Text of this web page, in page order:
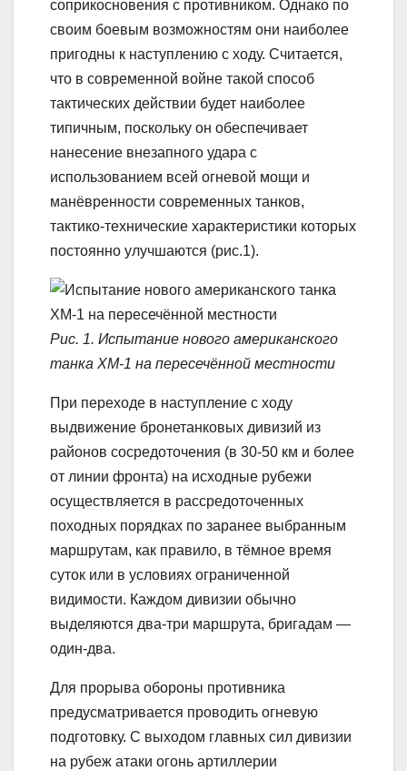
соприкосновения с противником. Однако по
своим боевым возможностям они наиболее
пригодны к наступлению с ходу. Считается,
что в современной войне такой способ
тактических действии будет наиболее
типичным, поскольку он обеспечивает
нанесение внезапного удара с
использованием всей огневой мощи и
манёвренности современных танков,
тактико-технические характеристики которых
постоянно улучшаются (рис.1).
Рис. 1. Испытание нового американского
танка XM-1 на пересечённой местности
При переходе в наступление с ходу
выдвижение бронетанковых дивизий из
районов сосредоточения (в 30-50 км и более
от линии фронта) на исходные рубежи
осуществляется в рассредоточенных
походных порядках по заранее выбранным
маршрутам, как правило, в тёмное время
суток или в условиях ограниченной
видимости. Каждом дивизии обычно
выделяются два-три маршрута, бригадам —
один-два.
Для прорыва обороны противника
предусматривается проводить огневую
подготовку. С выходом главных сил дивизии
на рубеж атаки огонь артиллерии